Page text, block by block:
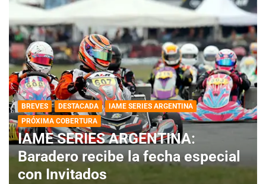
BREVES DESTACADA
IAME SERIES ARGENTINA
PRÓXIMA COBERTURA
IAME SERIES ARGENTINA:
Baradero recibe la fecha especial
con Invitados